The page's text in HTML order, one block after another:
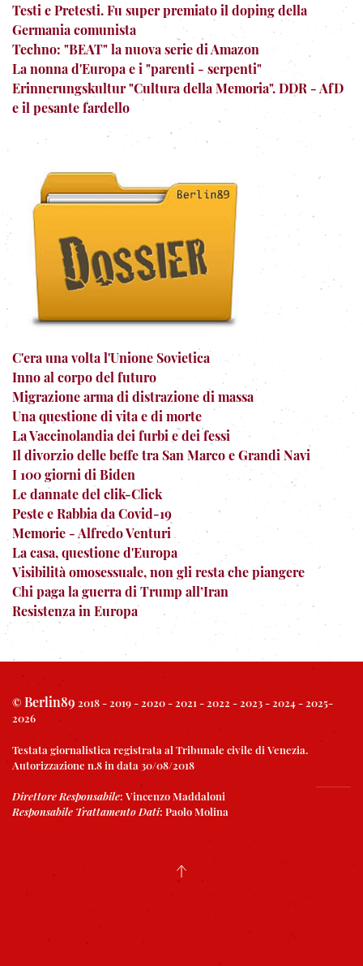
Testi e Pretesti. Fu super premiato il doping della
Germania comunista
Techno: "BEAT" la nuova serie di Amazon
La nonna d'Europa e i "parenti - serpenti"
Erinnerungskultur "Cultura della Memoria". DDR - AfD
e il pesante fardello
C'era una volta l'Unione Sovietica
Inno al corpo del futuro
Migrazione arma di distrazione di massa
Una questione di vita e di morte
La Vaccinolandia dei furbi e dei fessi
Il divorzio delle beffe tra San Marco e Grandi Navi
I 100 giorni di Biden
Le dannate del clik-Click
Peste e Rabbia da Covid-19
Memorie - Alfredo Venturi
La casa, questione d'Europa
Visibilità omosessuale, non gli resta che piangere
Chi paga la guerra di Trump all’Iran
Resistenza in Europa
© Berlin89 2018 - 2019 - 2020 - 2021 - 2022 - 2023 - 2024 - 2025-
2026
Testata giornalistica registrata al Tribunale civile di Venezia.
Autorizzazione n.8 in data 30/08/2018
Direttore Responsabile: Vincenzo Maddaloni
Responsabile Trattamento Dati: Paolo Molina